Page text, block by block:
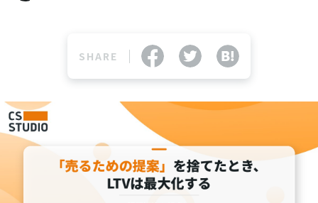
カスタマーサクセス人材派遣・常駐
カスタマーサクセスBPO
BPaaS​
既存営業 AI BPO
カスタマーサポート代行
多言語カスタマーサポート対応
SHARE